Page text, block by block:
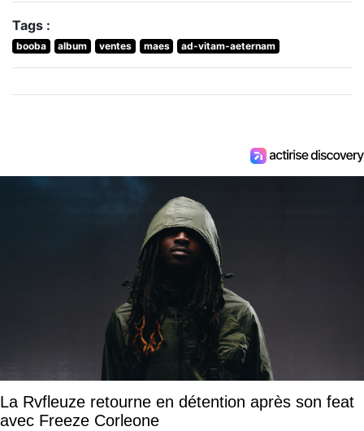
Tags :
booba album ventes maes ad-vitam-aeternam
La Rvfleuze retourne en détention après son feat
avec Freeze Corleone